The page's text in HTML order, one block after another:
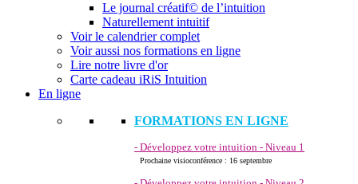
Le journal créatif© de l’intuition
Naturellement intuitif
Voir le calendrier complet
Voir aussi nos formations en ligne
Lire notre livre d'or
Carte cadeau iRiS Intuition
En ligne
FORMATIONS EN LIGNE
- Développez votre intuition - Niveau 1
Prochaine visioconférence : 16 septembre